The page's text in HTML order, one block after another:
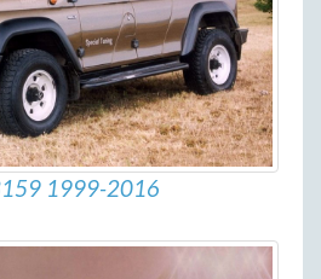
1999-2016